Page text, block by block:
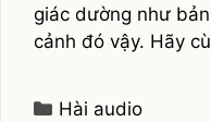
giác dường như
cảnh đó vậy. Hãy
Categories
Hài audio